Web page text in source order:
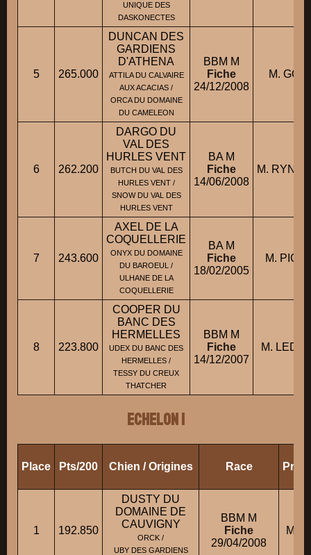
UNIQUE DES
DASKONECTES
5 265.000
DUNCAN DES
GARDIENS
D'ATHENA
ATTILA DU CALVAIRE
AUX ACACIAS /
ORCA DU DOMAINE
DU CAMELEON
BBM M
Fiche
24/12/2008
M.
6 262.200
DARGO DU
VAL DES
HURLES VENT
BUTCH DU VAL DES
HURLES VENT /
SNOW DU VAL DES
HURLES VENT
BA M
Fiche
14/06/2008
M.
7 243.600
AXEL DE LA
COQUELLERIE
ONYX DU DOMAINE
DU BAROEUL /
ULHANE DE LA
COQUELLERIE
BA M
Fiche
18/02/2005
M.
8 223.800
COOPER DU
BANC DES
HERMELLES
UDEX DU BANC DES
HERMELLES /
TESSY DU CREUX
THATCHER
BBM M
Fiche
14/12/2007
M.
ECHELON 1
Place Pts/200 Chien / Origines Race
1 192.850
DUSTY DU
DOMAINE DE
CAUVIGNY
ORCK /
UBY DES GARDIENS
BBM M
Fiche
29/04/2008